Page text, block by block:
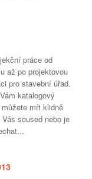
práce od
až po projektovou
pro stavební úřad.
katalogový
mít klidně
soused nebo je